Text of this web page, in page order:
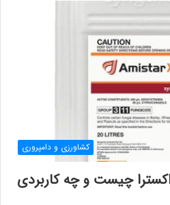
کشاورزی و دامپروری
چیست و چه کاربردی